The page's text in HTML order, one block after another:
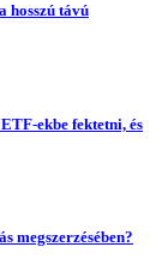
hosszú távú
ekbe fektetni, és
megszerzésében?